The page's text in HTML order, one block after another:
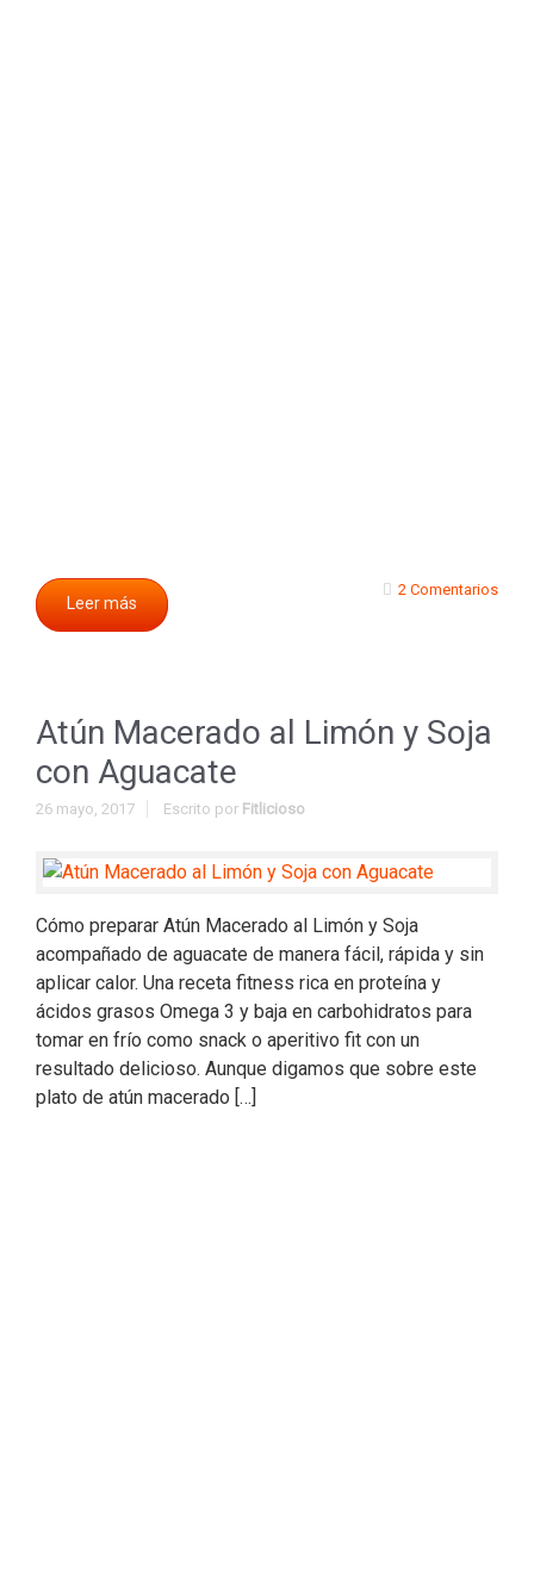
Leer más
2 Comentarios
Atún Macerado al Limón y Soja
con Aguacate
26 mayo, 2017 Escrito por Fitlicioso
Cómo preparar Atún Macerado al Limón y Soja
acompañado de aguacate de manera fácil, rápida y sin
aplicar calor. Una receta fitness rica en proteína y
ácidos grasos Omega 3 y baja en carbohidratos para
tomar en frío como snack o aperitivo fit con un
resultado delicioso. Aunque digamos que sobre este
plato de atún macerado […]